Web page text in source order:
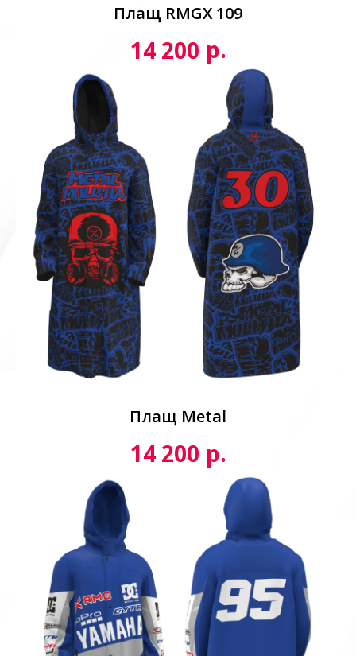
Плащ RMGX 109
14 200 р.
Плащ Metal
14 200 р.